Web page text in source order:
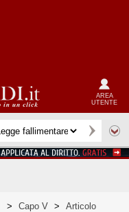
AREA
UTENTE
> Capo V >
Articolo